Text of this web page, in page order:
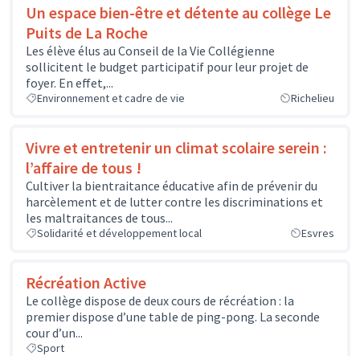
Un espace bien-être et détente au collège Le
Puits de La Roche
Les élève élus au Conseil de la Vie Collégienne
sollicitent le budget participatif pour leur projet de
foyer. En effet,...
Environnement et cadre de vie Richelieu
Vivre et entretenir un climat scolaire serein :
l’affaire de tous !
Cultiver la bientraitance éducative afin de prévenir du
harcèlement et de lutter contre les discriminations et
les maltraitances de tous...
Solidarité et développement local Esvres
Récréation Active
Le collège dispose de deux cours de récréation : la
premier dispose d’une table de ping-pong. La seconde
cour d’un...
Sport